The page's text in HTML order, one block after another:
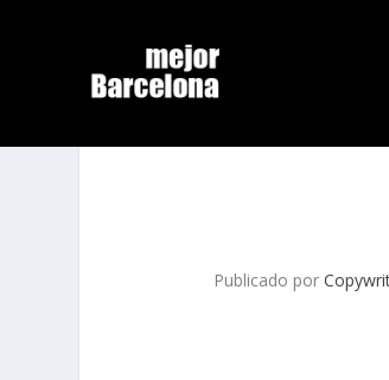
Publicado por